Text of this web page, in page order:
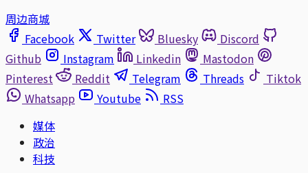
周边商城
Facebook
Twitter Bluesky
Discord
Github
Instagram Linkedin
Mastodon
Pinterest
Reddit Telegram Threads
Tiktok
Whatsapp
Youtube
RSS
媒体
政治
科技